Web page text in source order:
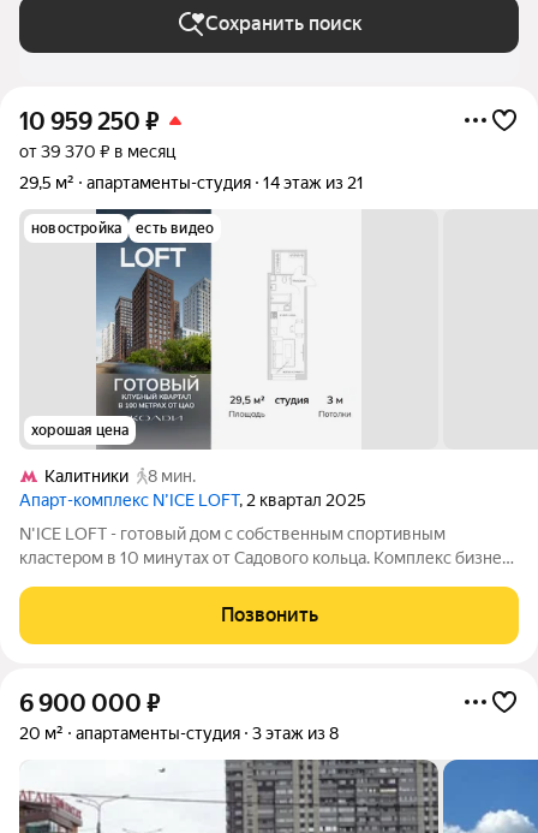
Сохранить поиск
10 959 250 ₽
от 39 370 ₽ в месяц
29,5 м²
апартаменты-студия 14 этаж из 21
новостройка есть видео
хорошая цена
Калитники
8 мин.
Апарт-комплекс N’ICE LOFT, 2 квартал 2025
N'ICE LOFT - готовый дом с собственным спортивным
кластером в 10 минутах от Садового кольца. Комплекс бизнес-
компания КОЛДИ, представляет собой знаковое жилое
пространство, на территории которого
Позвонить
6 900 000 ₽
20 м² апартаменты-студия 3 этаж из 8